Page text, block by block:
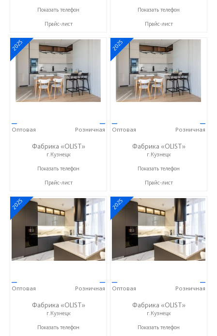
+7 (937) 423-36-37
Показать телефон
Прайс-лист
+7 (937) 423-36-37
Показать телефон
Прайс-лист
2025
—
Оптовая
—
Розничная
Фабрика «OLIST»
г.Кузнецк
+7 937 412 77 79
Показать телефон
Прайс-лист
2025
—
Оптовая
—
Розничная
Фабрика «OLIST»
г.Кузнецк
+7 937 412 77 79
Показать телефон
Прайс-лист
2025
—
Оптовая
—
Розничная
Фабрика «OLIST»
г.Кузнецк
+7 937 412 77 79
Показать телефон
2025
—
Оптовая
—
Розничная
Фабрика «OLIST»
г.Кузнецк
+7 937 412 77 79
Показать телефон